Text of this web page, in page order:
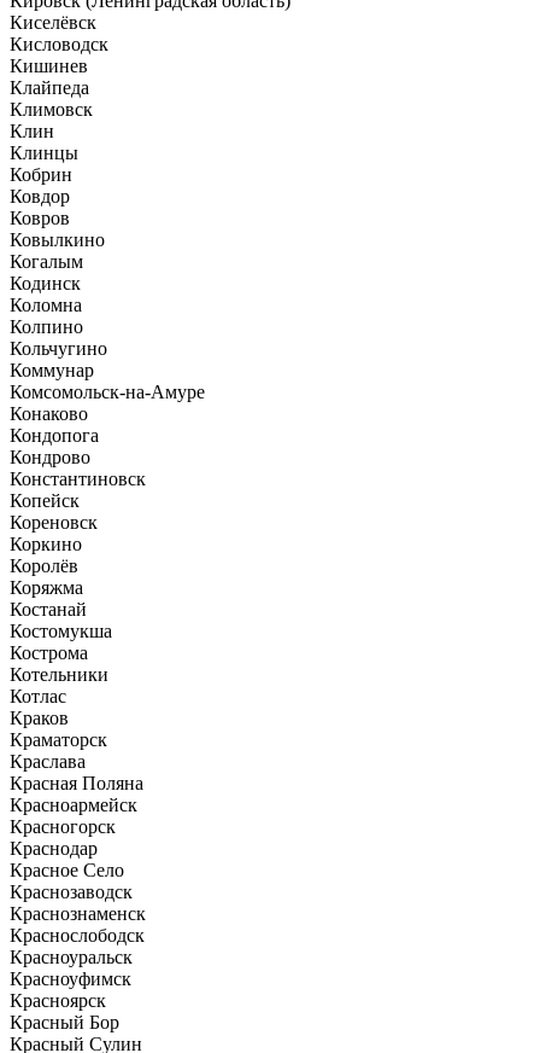
Киселёвск
Кисловодск
Кишинев
Клайпеда
Климовск
Клин
Клинцы
Кобрин
Ковдор
Ковров
Ковылкино
Когалым
Кодинск
Коломна
Колпино
Кольчугино
Коммунар
Комсомольск-на-Амуре
Конаково
Кондопога
Кондрово
Константиновск
Копейск
Кореновск
Коркино
Королёв
Коряжма
Костанай
Костомукша
Кострома
Котельники
Котлас
Краков
Краматорск
Краслава
Красная Поляна
Красноармейск
Красногорск
Краснодар
Красное Село
Краснозаводск
Краснознаменск
Краснослободск
Красноуральск
Красноуфимск
Красноярск
Красный Бор
Красный Сулин